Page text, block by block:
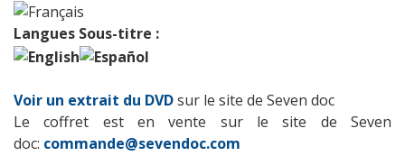
Langues Sous-titre :
Voir un extrait du DVDsur le site de Seven doc
Le coffret est en vente sur le site de Seven
doc: commande@sevendoc.com